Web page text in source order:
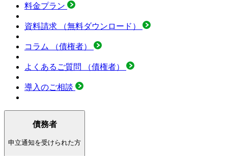
料金プラン
資料請求 （無料ダウンロード）
コラム （債権者）
よくあるご質問 （債権者）
導入のご相談
債務者
申立通知を受けられた方